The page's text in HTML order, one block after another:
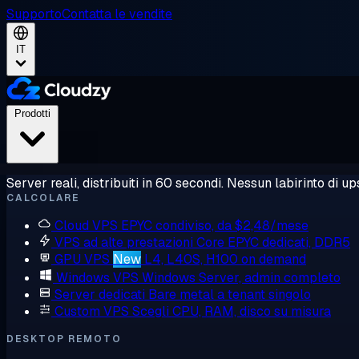
SupportoContatta le vendite
IT
Server reali, distribuiti in 60 secondi. Nessun labirinto di
CALCOLARE
Cloud VPS EPYC condiviso, da $2,48/mese
VPS ad alte prestazioni Core EPYC dedicati, DDR5
GPU VPS New L4, L40S, H100 on demand
Windows VPS Windows Server, admin completo
Server dedicati Bare metal a tenant singolo
Custom VPS Scegli CPU, RAM, disco su misura
DESKTOP REMOTO